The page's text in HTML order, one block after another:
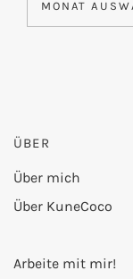
ÜBER
Über mich
Über KuneCoco
Arbeite mit mir!